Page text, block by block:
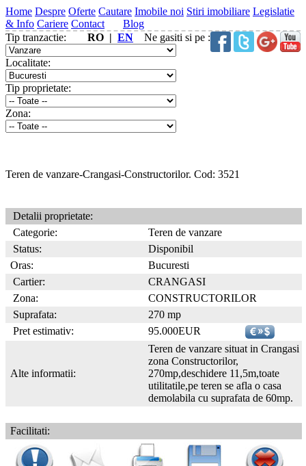
Home Despre Oferte Cautare Imobile noi Stiri imobiliare Legislatie
& Info Cariere Contact
Blog
RO | EN Ne gasiti si pe :
Tip tranzactie:
Localitate:
Tip proprietate:
Zona:
Teren de vanzare-Crangasi-Constructorilor. Cod: 3521
Detalii proprietate:
Categorie:
Teren de vanzare
Status:
Disponibil
Oras:
Bucuresti
Cartier:
CRANGASI
Zona:
CONSTRUCTORILOR
Suprafata:
270 mp
Pret estimativ:
95.000EUR
Alte informatii:
Teren de vanzare situat in Crangasi
zona Constructorilor,
270mp,deschidere 11,5m,toate
utilitatile,pe teren se afla o casa
demolabila cu suprafata de 60mp.
Facilitati: